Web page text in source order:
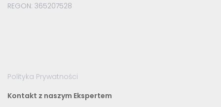
REGON: 365207528
Polityka Prywatności
Kontakt z naszym Ekspertem